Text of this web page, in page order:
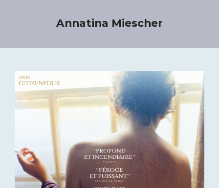
Annatina Miescher